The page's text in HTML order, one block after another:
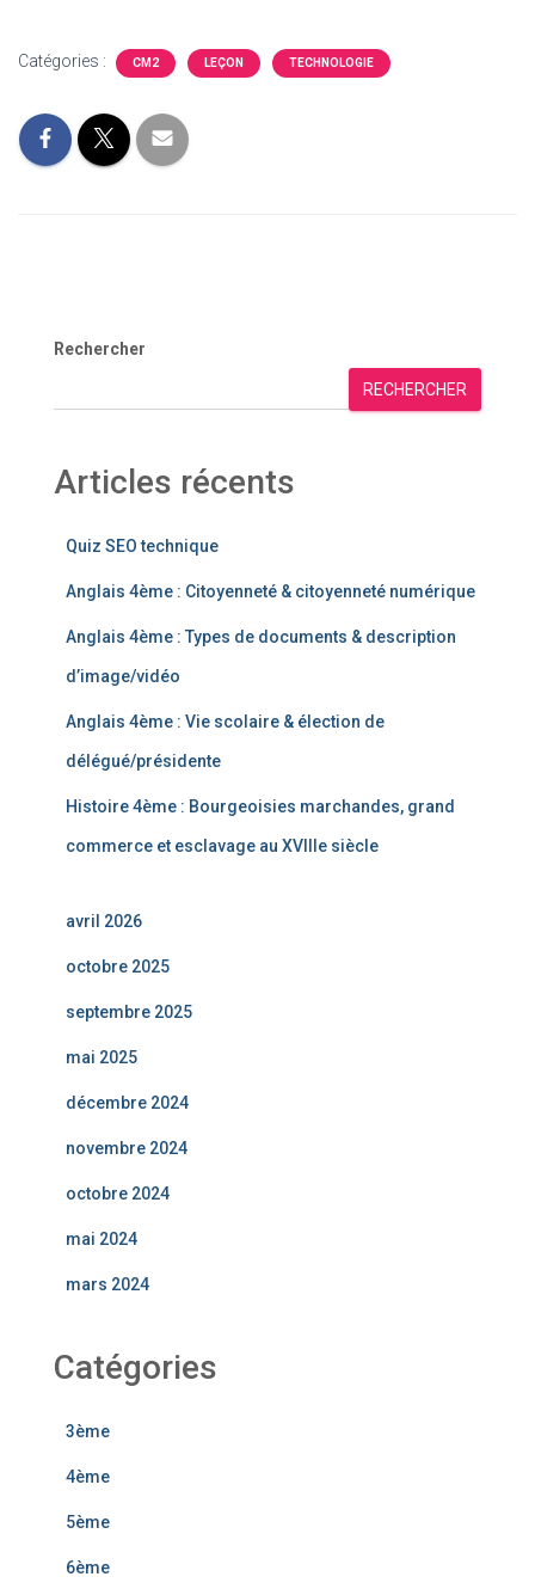
Catégories : CM2 LEÇON TECHNOLOGIE
Rechercher
RECHERCHER
Articles récents
Quiz SEO technique
Anglais 4ème : Citoyenneté & citoyenneté numérique
Anglais 4ème : Types de documents & description
d’image/vidéo
Anglais 4ème : Vie scolaire & élection de
délégué/présidente
Histoire 4ème : Bourgeoisies marchandes, grand
commerce et esclavage au XVIIIe siècle
avril 2026
octobre 2025
septembre 2025
mai 2025
décembre 2024
novembre 2024
octobre 2024
mai 2024
mars 2024
Catégories
3ème
4ème
5ème
6ème